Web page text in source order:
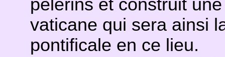
pèlerins et construit
vaticane qui sera ainsi
pontificale en ce lieu.